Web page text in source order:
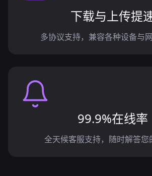
下载与上传提
多协议支持，兼容各种设备与网
99.9%在线率
全天候客服支持，随时解答您